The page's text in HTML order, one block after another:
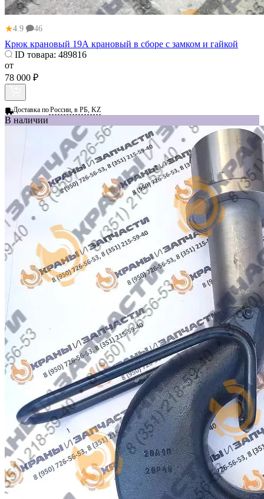
★4.9 46
Крюк крановый 19А крановый в сборе с замком и гайкой
ID товара: 489816
от
78 000 ₽
Доставка поРоссии, в РБ, KZ
В наличии